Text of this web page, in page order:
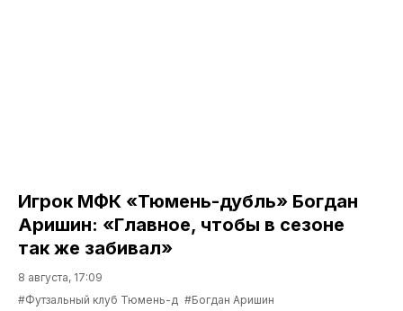
Игрок МФК «Тюмень-дубль» Богдан
Аришин: «Главное, чтобы в сезоне
так же забивал»
8 августа, 17:09
#Футзальный клуб Тюмень-д #Богдан Аришин